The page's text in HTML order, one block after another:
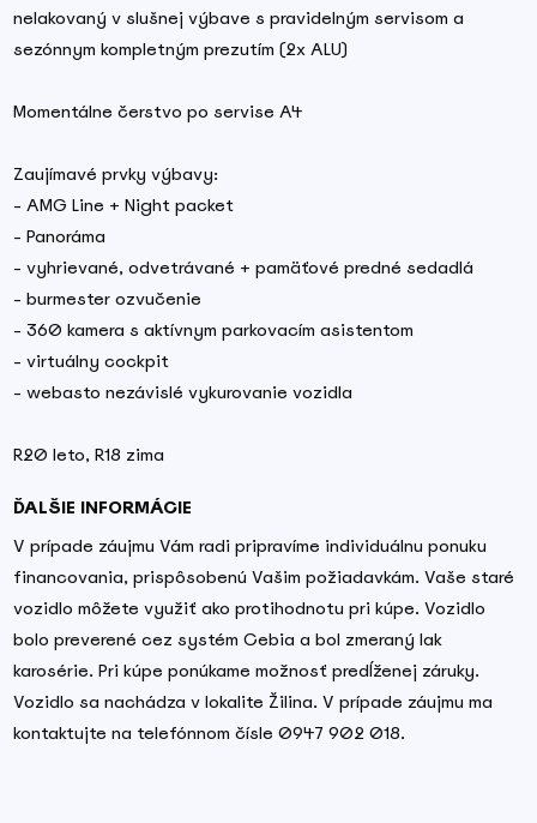
nelakovaný v slušnej výbave s pravidelným servisom a
sezónnym kompletným prezutím (2x ALU)
Momentálne čerstvo po servise A4
Zaujímavé prvky výbavy:
- AMG Line + Night packet
- Panoráma
- vyhrievané, odvetrávané + pamäťové predné sedadlá
- burmester ozvučenie
- 360 kamera s aktívnym parkovacím asistentom
- virtuálny cockpit
- webasto nezávislé vykurovanie vozidla
R20 leto, R18 zima
ĎALŠIE INFORMÁCIE
V prípade záujmu Vám radi pripravíme individuálnu ponuku
financovania, prispôsobenú Vašim požiadavkám. Vaše staré
vozidlo môžete využiť ako protihodnotu pri kúpe. Vozidlo
bolo preverené cez systém Cebia a bol zmeraný lak
karosérie. Pri kúpe ponúkame možnosť predĺženej záruky.
Vozidlo sa nachádza v lokalite Žilina. V prípade záujmu ma
kontaktujte na telefónnom čísle 0947 902 018.